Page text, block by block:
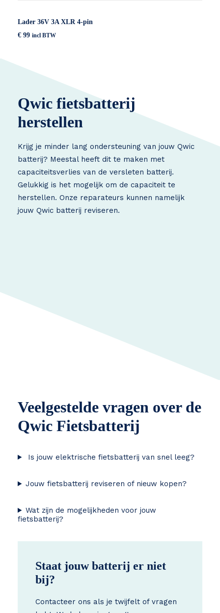
Lader 36V 3A XLR 4-pin
€ 99 incl BTW
Qwic fietsbatterij
herstellen
Krijg je minder lang ondersteuning van jouw Qwic
batterij? Meestal heeft dit te maken met
capaciteitsverlies van de versleten batterij.
Gelukkig is het mogelijk om de capaciteit te
herstellen. Onze reparateurs kunnen namelijk
jouw Qwic batterij reviseren.
Veelgestelde vragen over de
Qwic Fietsbatterij
Is jouw elektrische fietsbatterij van snel leeg?
Jouw fietsbatterij reviseren of nieuw kopen?
Wat zijn de mogelijkheden voor jouw
fietsbatterij?
Staat jouw batterij er niet
bij?
Contacteer ons als je twijfelt of vragen